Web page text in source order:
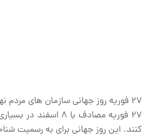
۲۷ فوریه روز جهانی سازمان های مردم نهاد
۲۷ فوریه مصادف
کنند. این روز جهانی برای به رسمیت